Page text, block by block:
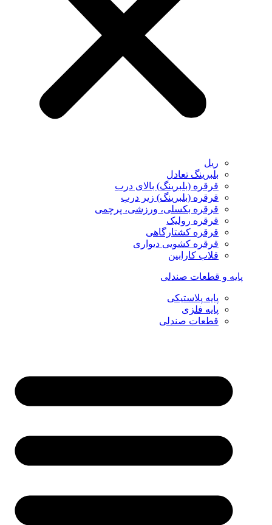
ریل
بلبرینگ تعادل
قرقره (بلبرینگ) بالای درب
قرقره (بلبرینگ) زیر درب
قرقره بکسلی، ورزشی، پرچمی
قرقره رولیک
قرقره کشتارگاهی
قرقره کشویی دیواری
قلاب کارابین
پایه و قطعات صندلی
پایه پلاستیکی
پایه فلزی
قطعات صندلی